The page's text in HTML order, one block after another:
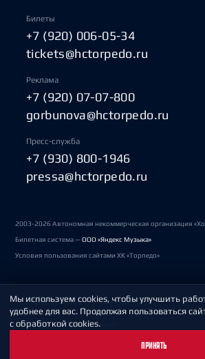
Билеты
+7 (920) 006-05-34
tickets@hctorpedo.ru
Реклама
+7 (920) 07-07-800
gorbunova@hctorpedo.ru
Пресс-служба
+7 (930) 800-1946
pressa@hctorpedo.ru
2003-2026 Автономная некоммерческая организация
Билетная система —ООО «Яндекс Музыка»
Условия пользования сайтами ХК «Торпедо»
Политика обработки персональных данных
Пользовательское соглашение
Мы используем cookies, чтобы улучшить
удобнее для вас. Продолжая пользоваться
с обработкой cookies.
ПРИНЯТЬ